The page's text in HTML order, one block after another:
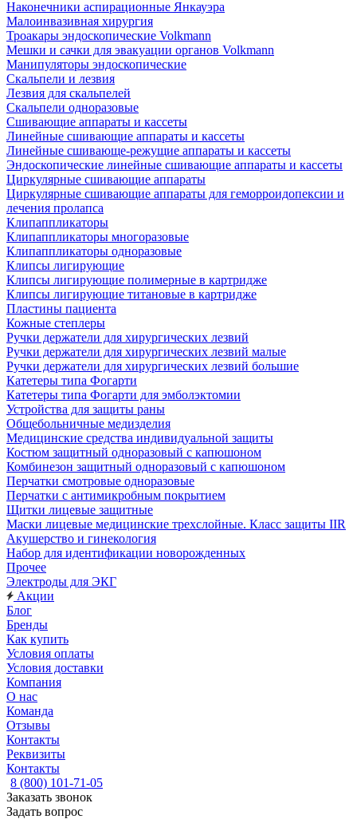
Наконечники аспирационные Янкауэра
Малоинвазивная хирургия
Троакары эндоскопические Volkmann
Мешки и сачки для эвакуации органов Volkmann
Манипуляторы эндоскопические
Скальпели и лезвия
Лезвия для скальпелей
Скальпели одноразовые
Сшивающие аппараты и кассеты
Линейные сшивающие аппараты и кассеты
Линейные сшивающе-режущие аппараты и кассеты
Эндоскопические линейные сшивающие аппараты и кассеты
Циркулярные сшивающие аппараты
Циркулярные сшивающие аппараты для геморроидопексии и
лечения пролапса
Клипаппликаторы
Клипаппликаторы многоразовые
Клипаппликаторы одноразовые
Клипсы лигирующие
Клипсы лигирующие полимерные в картридже
Клипсы лигирующие титановые в картридже
Пластины пациента
Кожные степлеры
Ручки держатели для хирургических лезвий
Ручки держатели для хирургических лезвий малые
Ручки держатели для хирургических лезвий большие
Катетеры типа Фогарти
Катетеры типа Фогарти для эмболэктомии
Устройства для защиты раны
Общебольничные медизделия
Медицинские средства индивидуальной защиты
Костюм защитный одноразовый с капюшоном
Комбинезон защитный одноразовый с капюшоном
Перчатки смотровые одноразовые
Перчатки с антимикробным покрытием
Щитки лицевые защитные
Маски лицевые медицинские трехслойные. Класс защиты IIR
Акушерство и гинекология
Набор для идентификации новорожденных
Прочее
Электроды для ЭКГ
Акции
Блог
Бренды
Как купить
Условия оплаты
Условия доставки
Компания
О нас
Команда
Отзывы
Контакты
Реквизиты
Контакты
8 (800) 101-71-05
Заказать звонок
Задать вопрос